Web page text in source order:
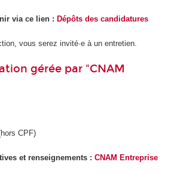
via ce lien : Dépôts des candidatures
vous serez invité·e à un entretien.
gérée par "CNAM
CPF)
et renseignements : CNAM Entreprise